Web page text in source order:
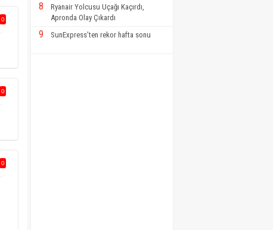
0
0
0
8
Ryanair Yolcusu Uçağı Kaçırdı,
Apronda Olay Çıkardı
9 SunExpress’ten rekor hafta sonu